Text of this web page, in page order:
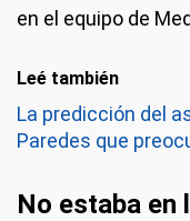
en el equipo de
Leé también
La predicción del
Paredes que
No estaba en